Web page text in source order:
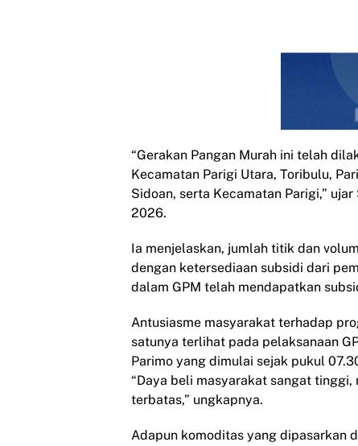
“Gerakan Pangan Murah ini telah
Kecamatan Parigi Utara, Toribulu,
Sidoan, serta Kecamatan Parigi,”
2026.
Ia menjelaskan, jumlah titik dan
dengan ketersediaan subsidi dari
dalam GPM telah mendapatkan
Antusiasme masyarakat terhadap
satunya terlihat pada pelaksanaan
Parimo yang dimulai sejak pukul
“Daya beli masyarakat sangat
terbatas,” ungkapnya.
Adapun komoditas yang dipasarkan